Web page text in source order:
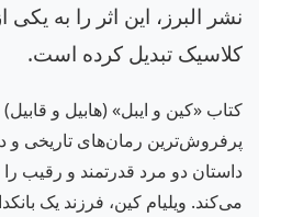
نشر البرز، این اثر را به
کلاسیک تبدیل کرده است.
کتاب «کین و ایبل» (هابیل و
پرفروش‌ترین رمان‌های تاریخی و
داستان دو مرد قدرتمند و رقیب را
می‌کند. ویلیام کین، فرزند یک